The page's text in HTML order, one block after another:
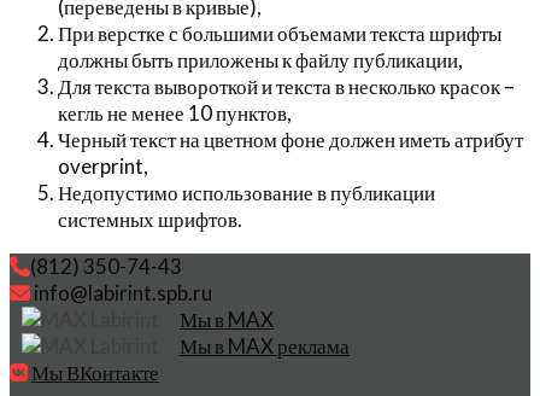
(переведены в кривые),
При верстке с большими объемами текста шрифты
должны быть приложены к файлу публикации,
Для текста вывороткой и текста в несколько красок –
кегль не менее 10 пунктов,
Черный текст на цветном фоне должен иметь атрибут
overprint,
Недопустимо использование в публикации
системных шрифтов.
(812) 350-74-43
info@labirint.spb.ru
Мы в MAX
Мы в MAX реклама
Мы ВКонтакте